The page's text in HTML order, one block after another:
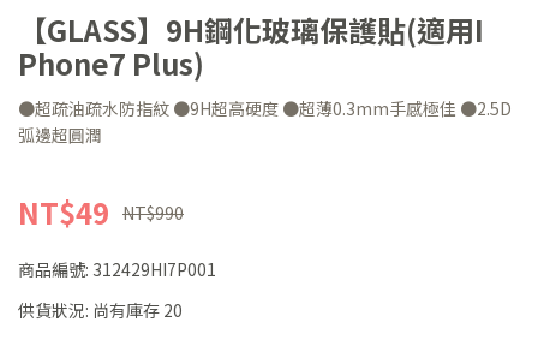
【GLASS】9H鋼化玻璃保護貼(適用I
Phone7 Plus)
●超疏油疏水防指紋 ●9H超高硬度 ●超薄0.3mm手感極佳 ●2.5D
弧邊超圓潤
NT$49 NT$990
商品編號: 312429HI7P001
供貨狀況: 尚有庫存 20